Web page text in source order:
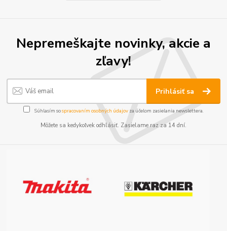
Nepremeškajte novinky, akcie a
zľavy!
Prihlásiť sa
Súhlasím sospracovaním osobných údajov za účelom zasielania newslettera.
Môžete sa kedykoľvek odhlásiť. Zasielame raz za 14 dní.